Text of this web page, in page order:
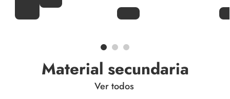
LÓPEZ SUSARTE,
Material secundaria
Ver todos